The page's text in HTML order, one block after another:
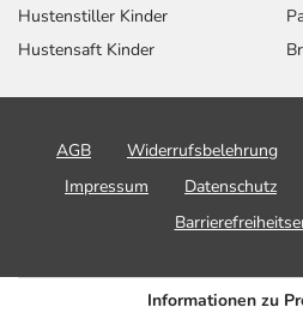
Hustenstiller Kinder
Hustensaft Kinder
AGB Widerrufsbelehrung
Impressum
Datenschutz
Informationen zu